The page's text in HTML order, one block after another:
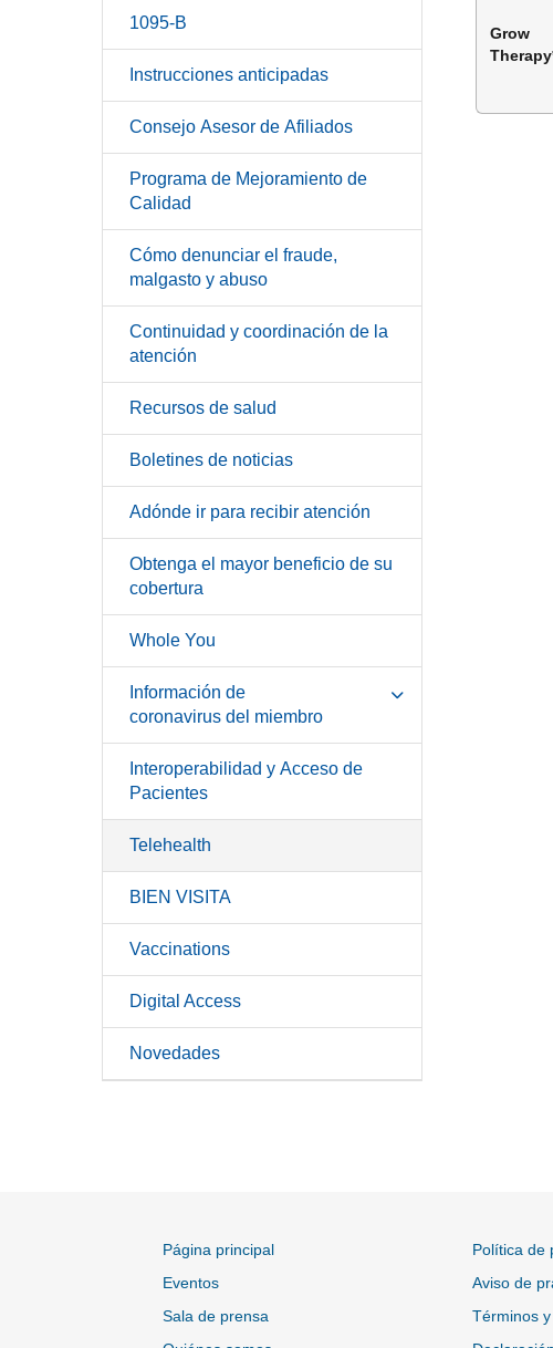
1095-B
Instrucciones anticipadas
Consejo Asesor de Afiliados
Programa de Mejoramiento de
Calidad
Cómo denunciar el fraude,
malgasto y abuso
Continuidad y coordinación de la
atención
Recursos de salud
Boletines de noticias
Adónde ir para recibir atención
Obtenga el mayor beneficio de su
cobertura
Whole You
Información de
coronavirus del miembro
Interoperabilidad y Acceso de
Pacientes
Telehealth
BIEN VISITA
Vaccinations
Digital Access
Novedades
Grow
Página principal
Eventos
Sala de prensa
Política de
Aviso de
Términos